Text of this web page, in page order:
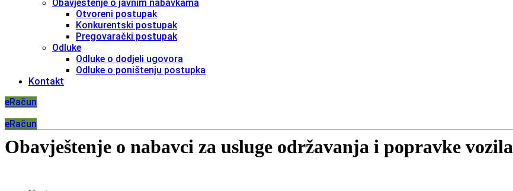
Obavještenje o javnim nabavkama
Otvoreni postupak
Konkurentski postupak
Pregovarački postupak
Odluke
Odluke o dodjeli ugovora
Odluke o poništenju postupka
Kontakt
eRačun
eRačun
Obavještenje o nabavci za usluge održavanja i popravke vozila